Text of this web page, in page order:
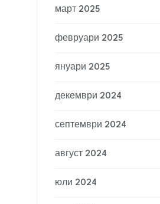
март 2025
февруари 2025
януари 2025
декември 2024
септември 2024
август 2024
юли 2024